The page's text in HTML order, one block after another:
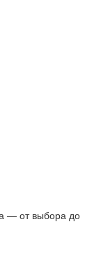
— от выбора до